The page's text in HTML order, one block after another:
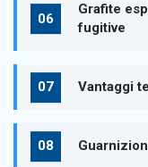
Grafite
fugitive
Vantaggi